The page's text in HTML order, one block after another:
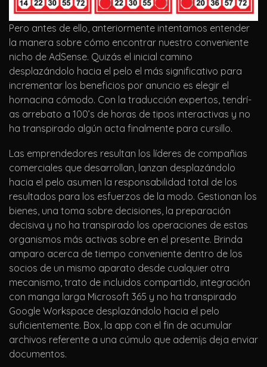
Pero antes de ello, anteriormente intentamos entender
la manera sobre cómo encontrar nuestro conveniente
nicho de AdSense. Quizás el inicial camino
desplazándolo hacia el pelo el más significativo para
incrementar los beneficios por anuncio es elegir el
hornacina cómodo. Con la traducción expertos, tendrí­
as arrebato a 100’s de horas de tipos interactivas y no
ha transpirado algún acta finalmente para cursillo.
Las emprendedores resultan los líderes de compañias
comerciales que desarrollan, lanzan desplazándolo
hacia el pelo asumen la responsabilidad total de los
resultados para los esfuerzos de la modo. Gestionan los
bienes, una toma sobre decisiones, la preparación
decisiva y no ha transpirado los operaciones de estas
organismos más activas sobre en el presente. Brinda
amparo acerca de tiempo conveniente dentro de los
socios de un mismo aparato desde cualquier otra
mecanismo, trato de incluidos compartido, integración
con manga larga Microsoft 365 y no ha transpirado
Google Workspace desplazándolo hacia el pelo
suficientemente. Box, la app con el fin de acumular
archivos referente a una cúmulo que ademí¡s deja enviar
documentos.